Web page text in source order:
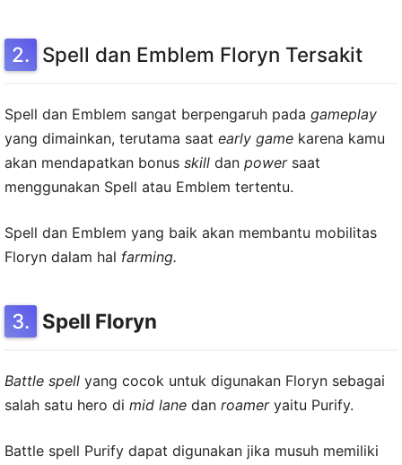
Spell dan Emblem Floryn Tersakit
Spell dan Emblem sangat berpengaruh pada gameplay
yang dimainkan, terutama saat early game karena kamu
akan mendapatkan bonus skill dan powersaat
menggunakan Spell atau Emblem tertentu.
Spell dan Emblem yang baik akan membantu mobilitas
Floryn dalam hal farming.
Spell Floryn
Battle spell yang cocok untuk digunakan Floryn sebagai
salah satu hero di mid lane dan roameryaitu Purify.
Battle spell Purify dapat digunakan jika musuh memiliki